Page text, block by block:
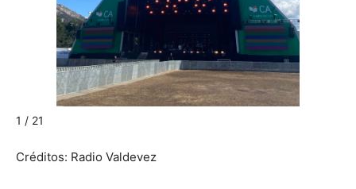
1 / 21
Créditos: Radio Valdevez